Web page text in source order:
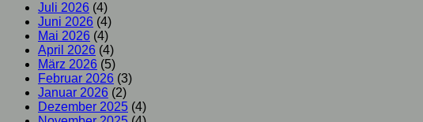
Juli 2026 (4)
Juni 2026 (4)
Mai 2026 (4)
April 2026 (4)
März 2026 (5)
Februar 2026 (3)
Januar 2026 (2)
Dezember 2025 (4)